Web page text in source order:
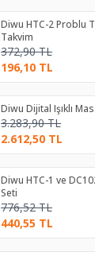
Diwu HTC-2 Problu
Takvim
372,90TL
196,10 TL
Diwu Dijital Işıklı
3.283,90TL
2.612,50 TL
Diwu HTC-1 ve
Seti
776,52TL
440,55 TL